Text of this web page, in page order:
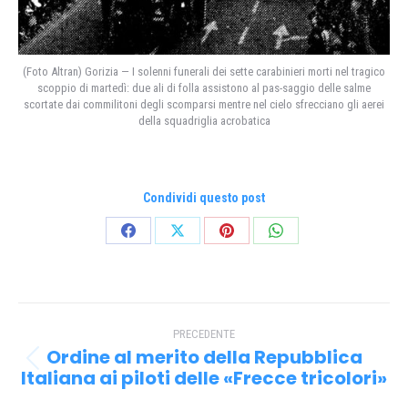
(Foto Altran) Gorizia — I solenni funerali dei sette carabinieri morti nel tragico
scoppio di martedì: due ali di folla assistono al pas-saggio delle salme
scortate dai commilitoni degli scomparsi mentre nel cielo sfrecciano gli aerei
della squadriglia acrobatica
Condividi questo post
CondividiCondividiCondividiCondividi
tra
i
PRECEDENTE
Post
precedente:
Ordine al merito della Repubblica
Italiana ai piloti delle «Frecce tricolori»